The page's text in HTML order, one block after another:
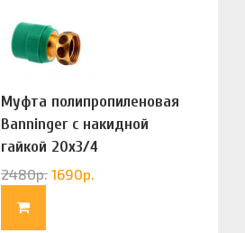
Муфта полипропиленовая
Banninger с накидной
гайкой 20х3/4
(G83322020)
2480р. 1690р.